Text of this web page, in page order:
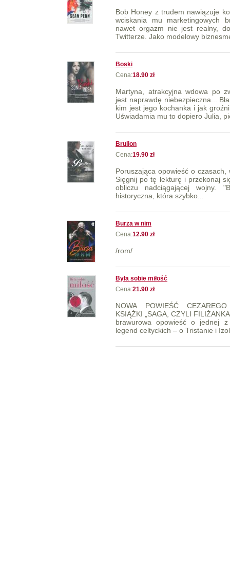
Bob Honey z trudem nawiązuje
wciskania mu marketingowych
nawet orgazm nie jest realny,
Twitterze. Jako modelowy
Boski
Cena:18.90 zł
Martyna, atrakcyjna wdowa po
jest naprawdę niebezpieczna...
kim jest jego kochanka i jak
Uświadamia mu to dopiero Julia,
Brulion
Cena:19.90 zł
Poruszająca opowieść o
Sięgnij po tę lekturę i przekonaj
obliczu nadciągającej wojny.
historyczna, która szybko...
Burza w nim
Cena:12.90 zł
/rom/
Była sobie miłość
Cena:21.90 zł
NOWA POWIEŚĆ
KSIĄŻKI „SAGA, CZYLI
brawurowa opowieść o jednej z
legend celtyckich – o Tristanie i